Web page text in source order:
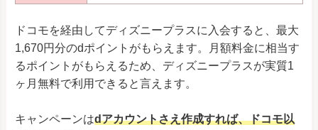
ドコモを経由してディズニープラスに入会すると、最大
1,670円分のdポイントがもらえます。月額料金に相当す
るポイントがもらえるため、ディズニープラスが実質1
ヶ月無料で利用できると言えます。
キャンペーンはdアカウントさえ作成すれば、ドコモ以